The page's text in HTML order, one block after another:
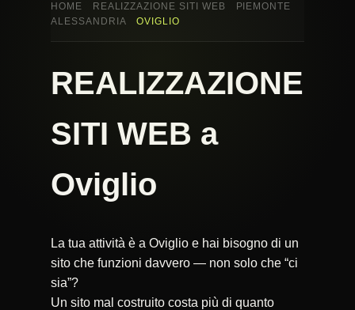
HOME REALIZZAZIONE SITI WEB
PIEMONTE
ALESSANDRIA
OVIGLIO
REALIZZAZIONE
SITI WEB a
Oviglio
La tua attività è a Oviglio e hai bisogno di un
sito che funzioni davvero — non solo che “ci
sia”?
Un sito mal costruito costa più di quanto